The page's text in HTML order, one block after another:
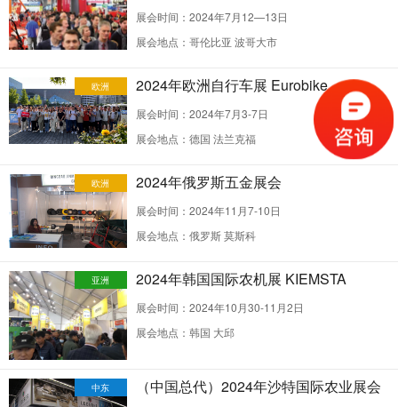
展会时间：2024年7月12—13日
展会地点：哥伦比亚 波哥大市
欧洲 2024年欧洲自行车展 Eurobike
展会时间：2024年7月3-7日
展会地点：德国 法兰克福
欧洲 2024年俄罗斯五金展会
展会时间：2024年11月7-10日
展会地点：俄罗斯 莫斯科
亚洲 2024年韩国国际农机展 KIEMSTA
展会时间：2024年10月30-11月2日
展会地点：韩国 大邱
中东 （中国总代）2024年沙特国际农业展会